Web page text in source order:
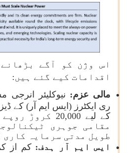
اس وژن کو آگے
اقدامات کیے گئے ہیں:
مالی عزم: نیوکلیئر انرجی
ری ایکٹرز (ایس ایم آر) کے
کے لیے 20,000
مقامی جوہری
طویل مدتی سرمایہ کاری
ایس ایم آر ہدف: کم از